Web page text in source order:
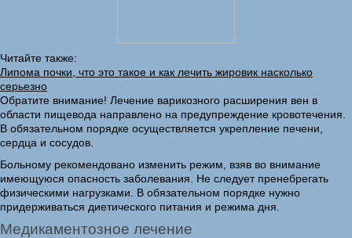
Читайте также:
Липома почки, что это такое и как лечить жировик насколько
серьезно
Обратите внимание! Лечение варикозного расширения вен в
области пищевода направлено на предупреждение кровотечения.
В обязательном порядке осуществляется укрепление печени,
сердца и сосудов.
Больному рекомендовано изменить режим, взяв во внимание
имеющуюся опасность заболевания. Не следует пренебрегать
физическими нагрузками. В обязательном порядке нужно
придерживаться диетического питания и режима дня.
Медикаментозное лечение